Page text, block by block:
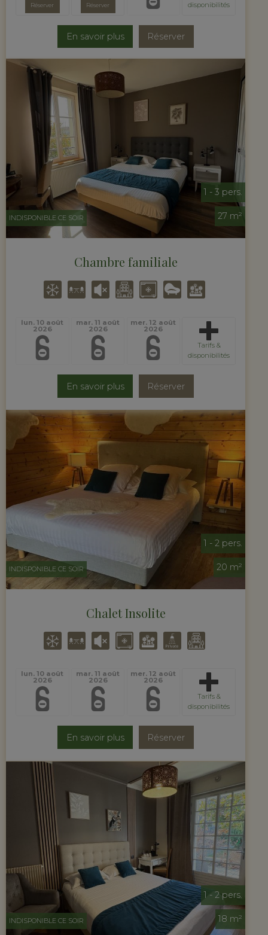
1 - 2 pers.
20 m²
INDISPONIBLE CE SOIR
Chalet Insolite
lun. 10 août
2026
mar. 11 août
2026
mer. 12 août
2026
Tarifs &
disponibilités
En savoir plus Réserver
1 - 2 pers.
18 m²
INDISPONIBLE CE SOIR
Réserver Réserver
disponibilités
En savoir plus Réserver
1 - 3 pers.
27 m²
INDISPONIBLE CE SOIR
Chambre familiale
lun. 10 août
2026
mar. 11 août
2026
mer. 12 août
2026
Tarifs &
disponibilités
En savoir plus Réserver